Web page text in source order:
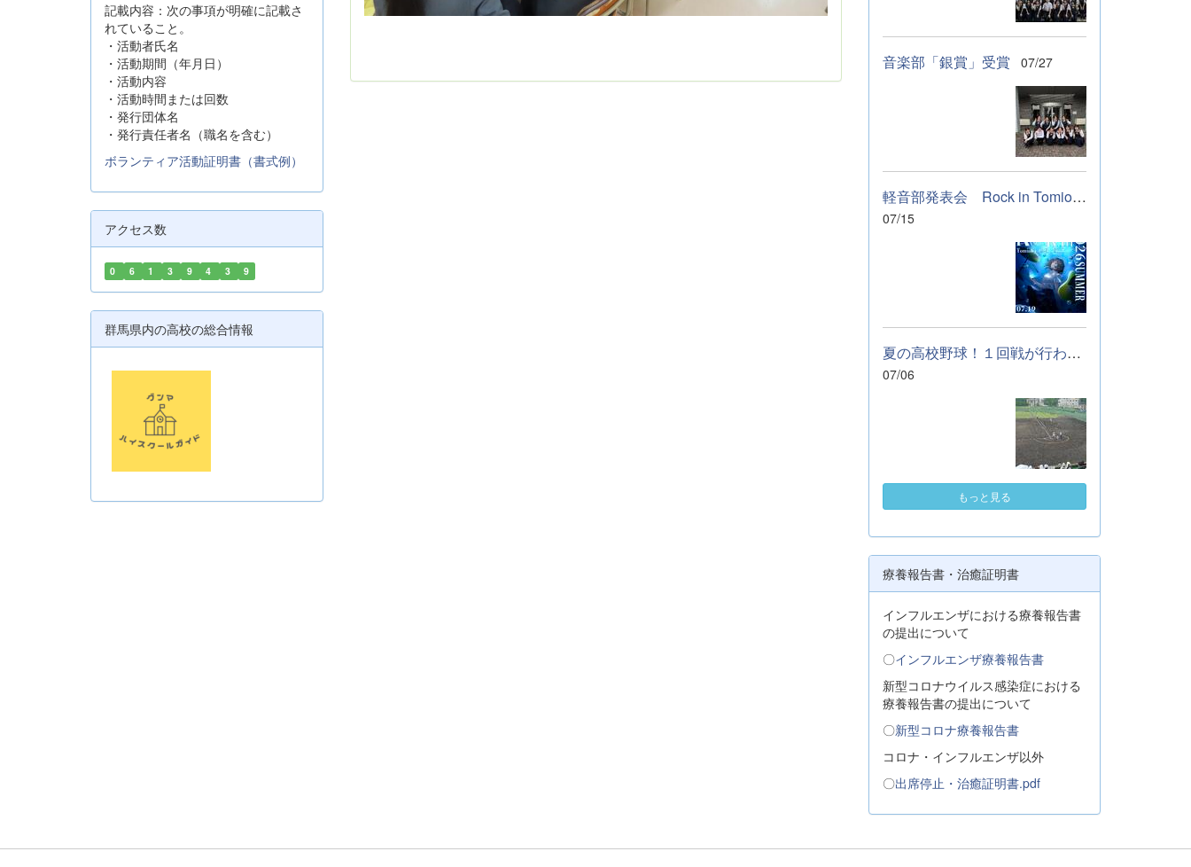
記載内容：次の事項が明確に記載さ
れていること。
・活動者氏名
・活動期間（年月日）
・活動内容
・活動時間または回数
・発行団体名
・発行責任者名（職名を含む）
ボランティア活動証明書（書式例）
アクセス数
0 6 1 3 9 4 3 9
群馬県内の高校の総合情報
音楽部「銀賞」受賞 07/27
軽音部発表会 Rock in Tomioka High school 開催します
07/15
夏の高校野球！１回戦が行われました。
07/06
もっと見る
療養報告書・治癒証明書
インフルエンザにおける療養報告書
の提出について
〇インフルエンザ療養報告書
新型コロナウイルス感染症における
療養報告書の提出について
〇新型コロナ療養報告書
コロナ・インフルエンザ以外
〇出席停止・治癒証明書.pdf